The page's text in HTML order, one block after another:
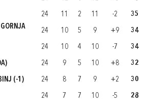
24 11 2 11 -2 35
24 10 5 9 +9 34
24 10 4 10 -7 34
24 9 5 10 +8 32
(-1) 24 8 7 9 +2 30
24 7 7 10 -5 28